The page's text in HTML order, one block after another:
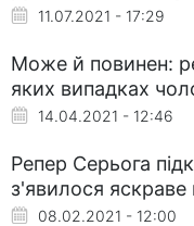
11.07.2021 - 17:29
Може й повинен:
яких випадках
14.04.2021 - 12:46
Репер Серьога
з'явилося яскраве
08.02.2021 - 12:00